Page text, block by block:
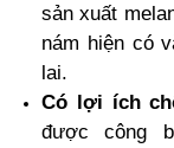
sản xuất
nám hiện có
lai.
Có lợi ích
được công